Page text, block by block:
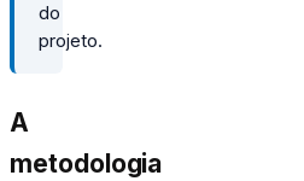
do
projeto.
A
metodologia